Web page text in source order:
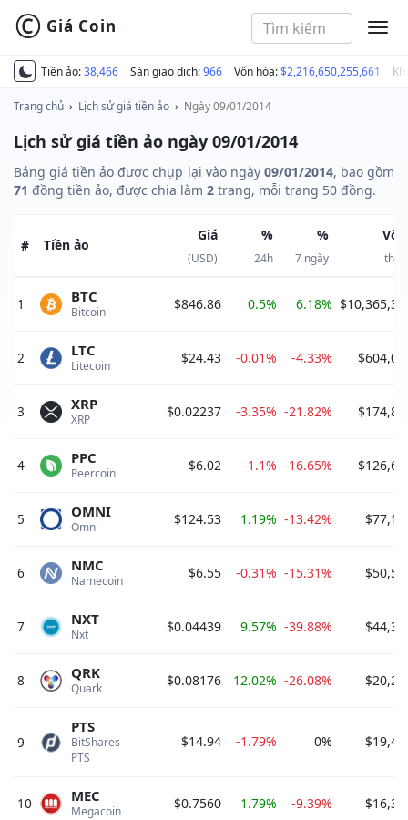
Tiền ảo:38,466 Sàn giao dịch:966 Vốn hóa:$2,216,650,255,661
© Giá Coin
Trang chủ › Lịch sử giá tiền ảo › Ngày 09/01/2014
Lịch sử giá tiền ảo ngày 09/01/2014
Bảng giá tiền ảo được chụp lại vào ngày 09/01/2014, bao gồm
71 đồng tiền ảo, được chia làm 2 trang, mỗi trang 50 đồng.
# Tiền ảo
Giá
(USD)
%
24h
%
7 ngày thị
1 Bitcoin
BTC $846.86 0.5% 6.18%
2 Litecoin
LTC $24.43 -0.01% -4.33%
3 XRP
XRP $0.02237 -3.35% -21.82%
4 Peercoin
PPC $6.02 -1.1% -16.65%
5 Omni
OMNI $124.53 1.19% -13.42%
6 Namecoin
NMC $6.55 -0.31% -15.31%
7 Nxt
NXT $0.04439 9.57% -39.88%
8 Quark
QRK $0.08176 12.02% -26.08%
9
BitShares
PTS
PTS
$14.94 -1.79% 0%
10 Megacoin
MEC $0.7560 1.79% -9.39%